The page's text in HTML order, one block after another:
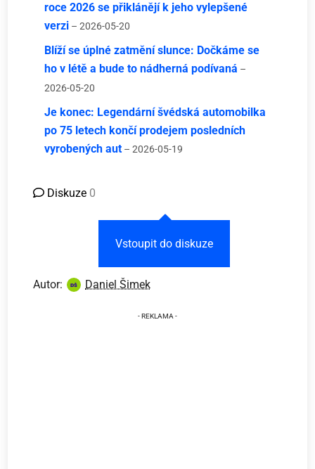
roce 2026 se přiklánějí k jeho vylepšené
verzi – 2026-05-20
Blíží se úplné zatmění slunce: Dočkáme se
ho v létě a bude to nádherná podívaná –
2026-05-20
Je konec: Legendární švédská automobilka
po 75 letech končí prodejem posledních
vyrobených aut – 2026-05-19
Diskuze 0
Vstoupit do diskuze
Autor: Daniel Šimek